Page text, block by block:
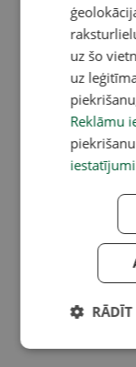
uz šo
uz
Reklāmu
iestatījumi
RĀDĪT